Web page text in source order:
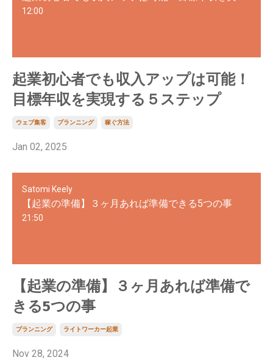
12:00
起業初心者でも収入アップは可能！
目標年収を実現する５ステップ
ウェブ集客 プランニング 稼ぐ方法
Jan 02, 2025
Satomi Keely
【起業の準備】３ヶ月あれば準備できる5つの事
21:50
【起業の準備】３ヶ月あれば準備で
きる5つの事
プランニング ライトワーカー起業
Nov 28, 2024